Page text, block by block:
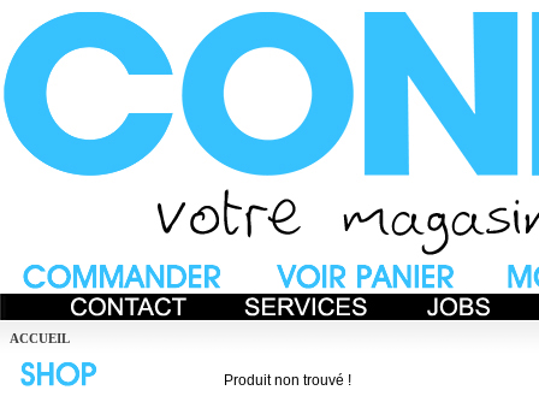
ACCUEIL
Produit non trouvé !